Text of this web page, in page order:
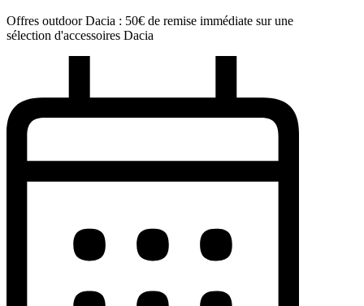
Offres outdoor Dacia : 50€ de remise immédiate sur une
sélection d'accessoires Dacia